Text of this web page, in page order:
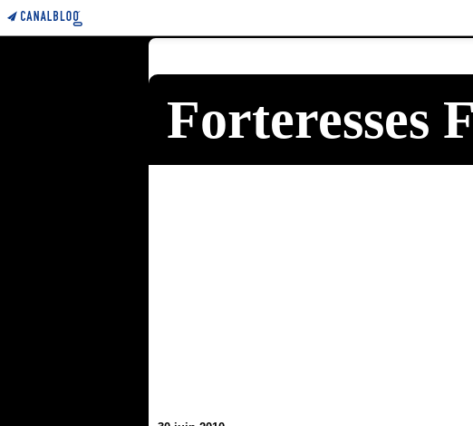
Forteresses